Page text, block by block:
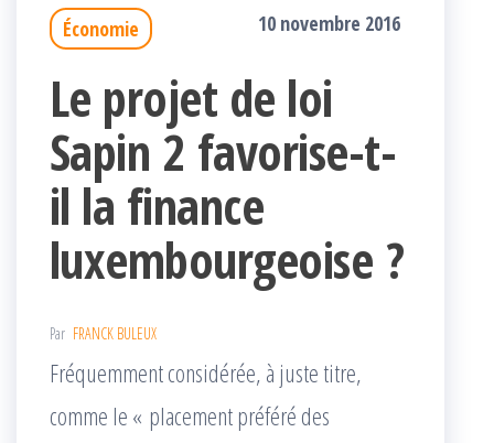
Économie 10 novembre 2016
Le projet de loi
Sapin 2 favorise-t-
il la finance
luxembourgeoise ?
Par FRANCK BULEUX
Fréquemment considérée, à juste titre,
comme le « placement préféré des